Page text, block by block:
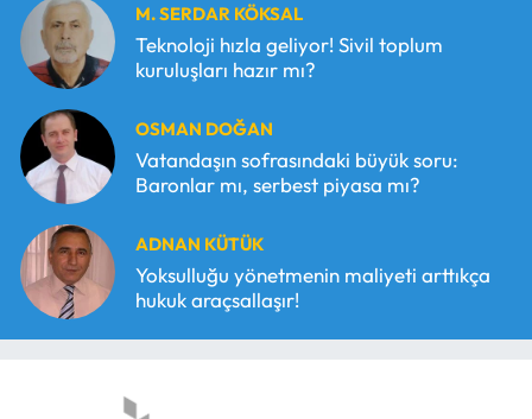
M. SERDAR KÖKSAL
Teknoloji hızla geliyor! Sivil toplum
kuruluşları hazır mı?
OSMAN DOĞAN
Vatandaşın sofrasındaki büyük soru:
Baronlar mı, serbest piyasa mı?
ADNAN KÜTÜK
Yoksulluğu yönetmenin maliyeti arttıkça
hukuk araçsallaşır!